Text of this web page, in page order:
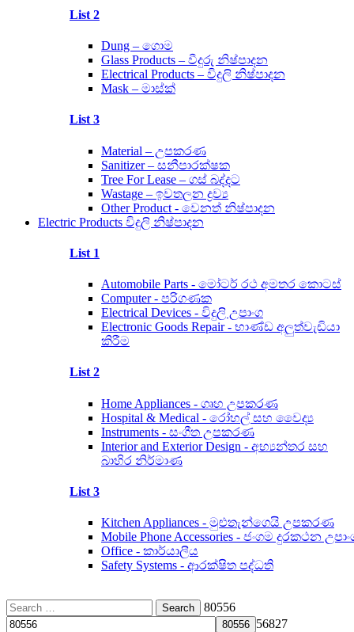
List 2
Dung – ගොම
Glass Products – වීදුරු නිෂ්පාදන
Electrical Products – විදුලි නිෂ්පාදන
Mask – මාස්ක්
List 3
Material – උපකරණ
Sanitizer – සනීපාරක්ෂක
Tree For Lease – ගස් බද්දට
Wastage – ඉවතලන ද්‍රව්‍ය
Other Product - වෙනත් නිෂ්පාදන
Electric Products විදුලි නිෂ්පාදන
List 1
Automobile Parts - මෝටර් රථ අමතර කොටස්
Computer - පරිගණක
Electrical Devices - විදුලි උපාංග
Electronic Goods Repair - භාණ්ඩ අලුත්වැඩියා
කිරීම
List 2
Home Appliances - ගෘහ උපකරණ
Hospital & Medical - රෝහල් සහ වෛද්‍ය
Instruments - සංගීත උපකරණ
Interior and Exterior Design - අභ්‍යන්තර සහ
බාහිර නිර්මාණ
List 3
Kitchen Appliances - මුළුතැන්ගෙයි උපකරණ
Mobile Phone Accessories - ජංගම දුරකථන
Office - කාර්යාලීය
Safety Systems - ආරක්ෂිත පද්ධති
Search
for:
80556
56827